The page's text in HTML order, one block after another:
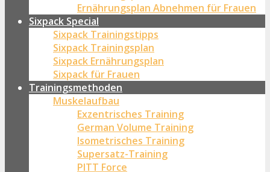
Ernährungsplan Abnehmen für Frauen
Sixpack Special
Sixpack Trainingstipps
Sixpack Trainingsplan
Sixpack Ernährungsplan
Sixpack für Frauen
Trainingsmethoden
Muskelaufbau
Exzentrisches Training
German Volume Training
Isometrisches Training
Supersatz-Training
PITT Force